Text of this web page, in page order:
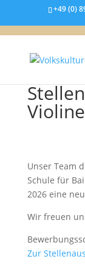
+49 (0)
Violine
Unser Team
Schule für
2026 eine
Wir freuen
Zur